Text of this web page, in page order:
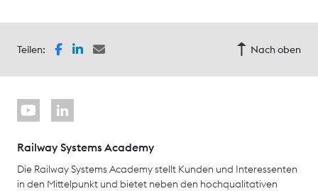
Teilen: Nach oben
Railway Systems Academy
Die Railway Systems Academy stellt Kunden und Interessenten
in den Mittelpunkt und bietet neben den hochqualitativen